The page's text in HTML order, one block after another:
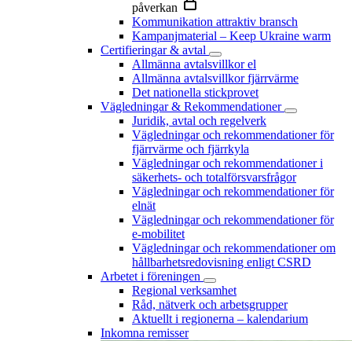
påverkan
Kommunikation attraktiv bransch
Kampanjmaterial – Keep Ukraine warm
Certifieringar & avtal
Allmänna avtalsvillkor el
Allmänna avtalsvillkor fjärrvärme
Det nationella stickprovet
Vägledningar & Rekommendationer
Juridik, avtal och regelverk
Vägledningar och rekommendationer för
fjärrvärme och fjärrkyla
Vägledningar och rekommendationer i
säkerhets- och totalförsvarsfrågor
Vägledningar och rekommendationer för
elnät
Vägledningar och rekommendationer för
e-mobilitet
Vägledningar och rekommendationer om
hållbarhetsredovisning enligt CSRD
Arbetet i föreningen
Regional verksamhet
Råd, nätverk och arbetsgrupper
Aktuellt i regionerna – kalendarium
Inkomna remisser